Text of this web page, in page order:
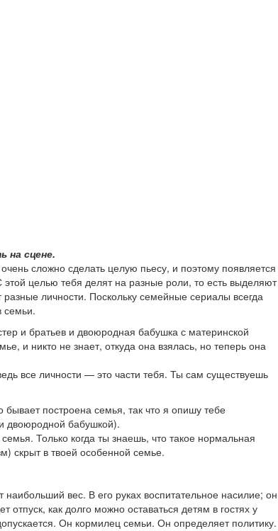
на сцене.
сложно сделать целую пьесу, и поэтому появляется
целью тебя делят на разные роли, то есть выделяют
личности. Поскольку семейные сериалы всегда
семьи.
и братьев и двоюродная бабушка с материнской
и никто не знает, откуда она взялась, но теперь она
все личности — это части тебя. Ты сам существуешь
построена семья, так что я опишу тебе
двоюродной бабушкой).
Только когда ты знаешь, что такое нормальная
скрыт в твоей особенной семье.
вес. В его руках воспитательное насилие; он
отпуск, как долго можно оставаться детям в гостях у
Он кормилец семьи. Он определяет политику.